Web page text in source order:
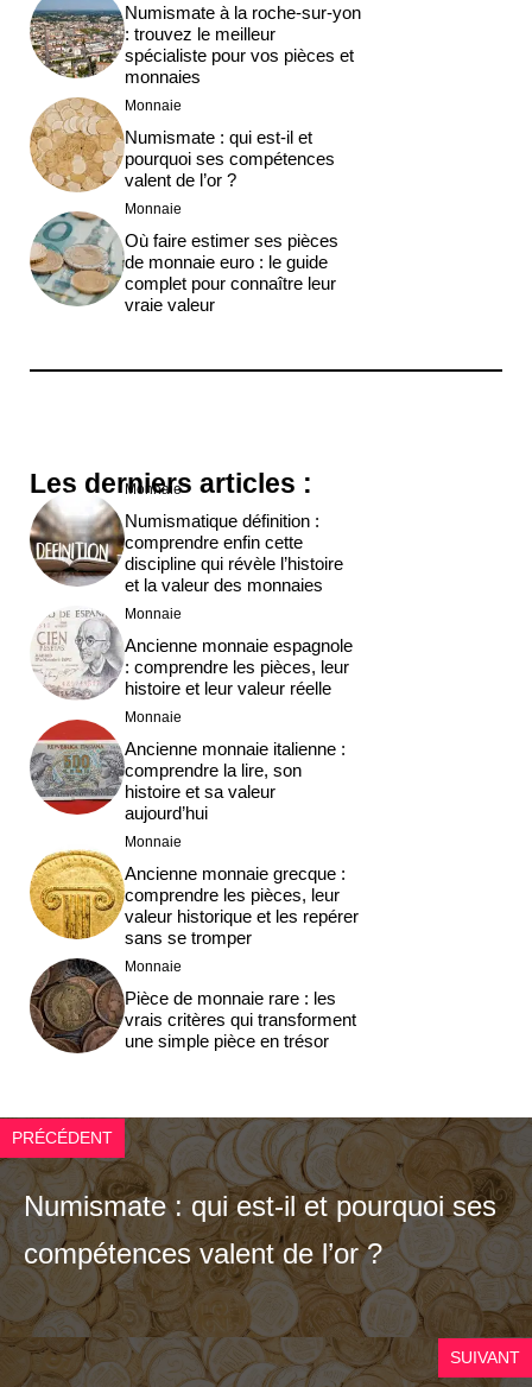
Numismate à la roche-sur-yon
: trouvez le meilleur
spécialiste pour vos pièces et
monnaies
Monnaie
Numismate : qui est-il et
pourquoi ses compétences
valent de l’or ?
Monnaie
Où faire estimer ses pièces
de monnaie euro : le guide
complet pour connaître leur
vraie valeur
Les derniers articles :
Monnaie
Numismatique définition :
comprendre enfin cette
discipline qui révèle l’histoire
et la valeur des monnaies
Monnaie
Ancienne monnaie espagnole
: comprendre les pièces, leur
histoire et leur valeur réelle
Monnaie
Ancienne monnaie italienne :
comprendre la lire, son
histoire et sa valeur
aujourd’hui
Monnaie
Ancienne monnaie grecque :
comprendre les pièces, leur
valeur historique et les repérer
sans se tromper
Monnaie
Pièce de monnaie rare : les
vrais critères qui transforment
une simple pièce en trésor
PRÉCÉDENT
Numismate : qui est-il et pourquoi ses
compétences valent de l’or ?
SUIVANT